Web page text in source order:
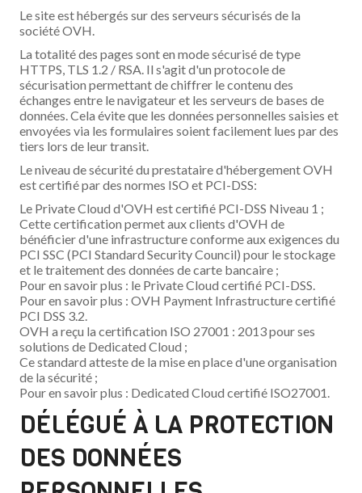
Le site est hébergés sur des serveurs sécurisés de la
société OVH.
La totalité des pages sont en mode sécurisé de type
HTTPS, TLS 1.2 / RSA. Il s'agit d'un protocole de
sécurisation permettant de chiffrer le contenu des
échanges entre le navigateur et les serveurs de bases de
données. Cela évite que les données personnelles saisies et
envoyées via les formulaires soient facilement lues par des
tiers lors de leur transit.
Le niveau de sécurité du prestataire d'hébergement OVH
est certifié par des normes ISO et PCI-DSS:
Le Private Cloud d'OVH est certifié PCI-DSS Niveau 1 ;
Cette certification permet aux clients d'OVH de
bénéficier d'une infrastructure conforme aux exigences du
PCI SSC (PCI Standard Security Council) pour le stockage
et le traitement des données de carte bancaire ;
Pour en savoir plus : le Private Cloud certifié PCI-DSS.
Pour en savoir plus : OVH Payment Infrastructure certifié
PCI DSS 3.2.
OVH a reçu la certification ISO 27001 : 2013 pour ses
solutions de Dedicated Cloud ;
Ce standard atteste de la mise en place d'une organisation
de la sécurité ;
Pour en savoir plus : Dedicated Cloud certifié ISO27001.
DÉLÉGUÉ À LA PROTECTION
DES DONNÉES